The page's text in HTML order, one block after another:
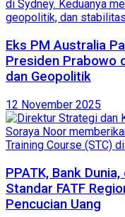
Eks PM Australia
Presiden Prabowo
dan Geopolitik
12 November 2025
PPATK, Bank
Standar FATF
Pencucian Uang